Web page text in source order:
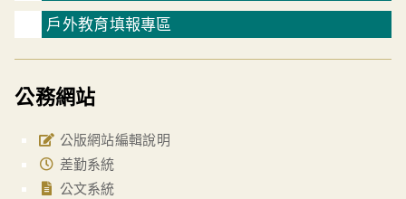
戶外教育填報專區
公務網站
公版網站編輯說明
差勤系統
公文系統